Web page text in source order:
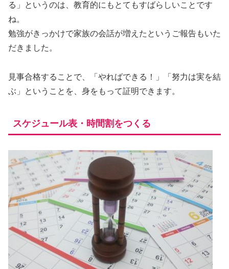
る」というのは、教育的にもとてもすばらしいことです
ね。
勉強がきっかけで家族の会話が増えたというご報告もいた
だきました。
見事合格することで、「やればできる！」「努力は実を結
ぶ」ということを、身をもって証明できます。
スケジュール表・時間割をつくる